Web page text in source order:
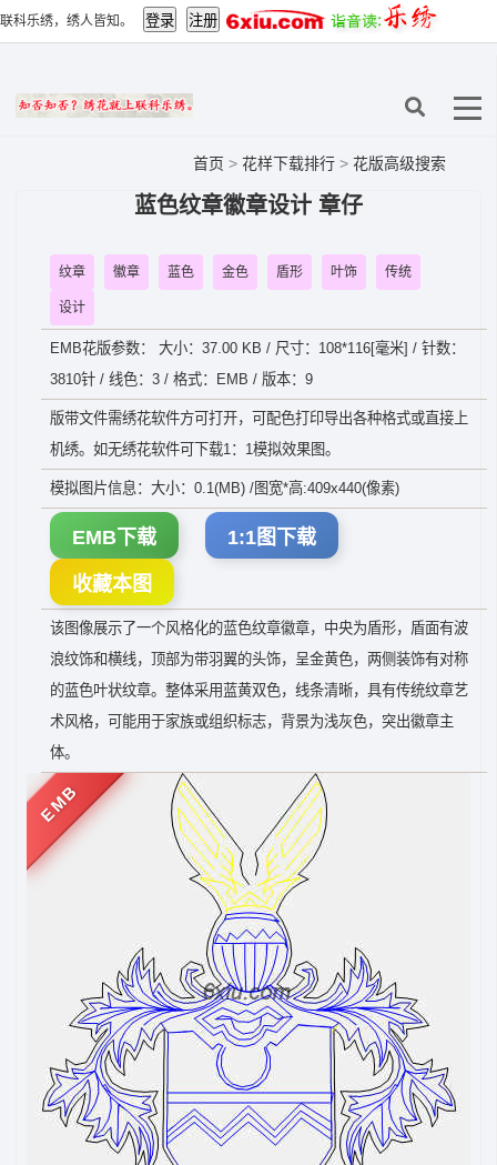
联科乐绣，绣人皆知。
首页 > 花样下载排行 > 花版高级搜索
蓝色纹章徽章设计 章仔
纹章 徽章 蓝色 金色 盾形 叶饰 传统
设计
EMB花版参数： 大小：37.00 KB / 尺寸：108*116[毫米] / 针数：
3810针 / 线色：3 / 格式：EMB / 版本：9
版带文件需绣花软件方可打开，可配色打印导出各种格式或直接上
机绣。如无绣花软件可下载1：1模拟效果图。
模拟图片信息：大小：0.1(MB) /图宽*高:409x440(像素)
EMB下载 1:1图下载
收藏本图
该图像展示了一个风格化的蓝色纹章徽章，中央为盾形，盾面有波
浪纹饰和横线，顶部为带羽翼的头饰，呈金黄色，两侧装饰有对称
的蓝色叶状纹章。整体采用蓝黄双色，线条清晰，具有传统纹章艺
术风格，可能用于家族或组织标志，背景为浅灰色，突出徽章主
体。
EMB